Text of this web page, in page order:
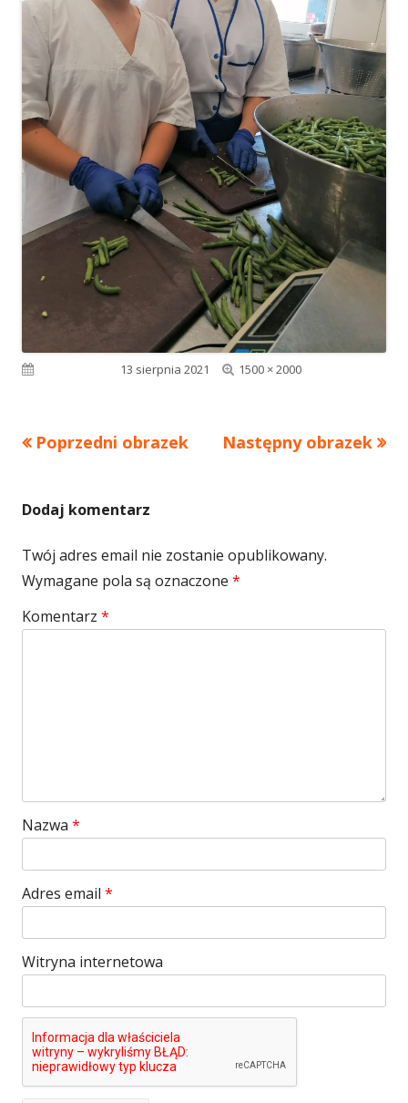
13 sierpnia 2021
Pełny
1500 × 2000
Poprzedni obrazek Następny obrazek
Dodaj komentarz
Twój adres email nie zostanie opublikowany.
Wymagane pola są oznaczone *
Komentarz *
Nazwa *
Adres email *
Witryna internetowa